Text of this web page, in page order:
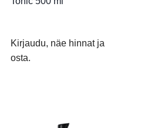
Kirjaudu, näe hinnat ja
osta.